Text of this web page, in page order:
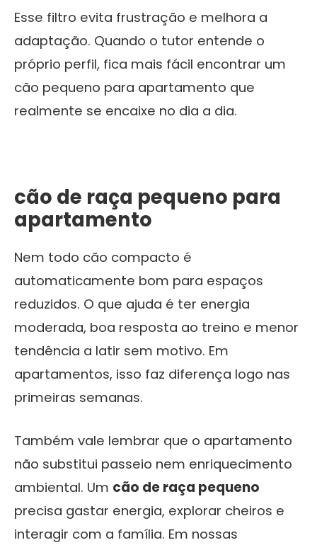
Esse filtro evita frustração e melhora a
adaptação. Quando o tutor entende o
próprio perfil, fica mais fácil encontrar um
cão pequeno para apartamento que
realmente se encaixe no dia a dia.
cão de raça pequeno para
apartamento
Nem todo cão compacto é
automaticamente bom para espaços
reduzidos. O que ajuda é ter energia
moderada, boa resposta ao treino e menor
tendência a latir sem motivo. Em
apartamentos, isso faz diferença logo nas
primeiras semanas.
Também vale lembrar que o apartamento
não substitui passeio nem enriquecimento
ambiental. Um cão de raça pequeno
precisa gastar energia, explorar cheiros e
interagir com a família. Em nossas